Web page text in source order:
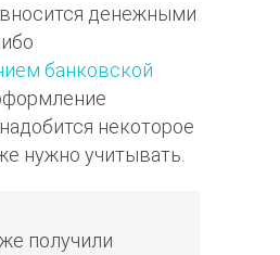
денежными
банковской
некоторое
нужно учитывать.
получили